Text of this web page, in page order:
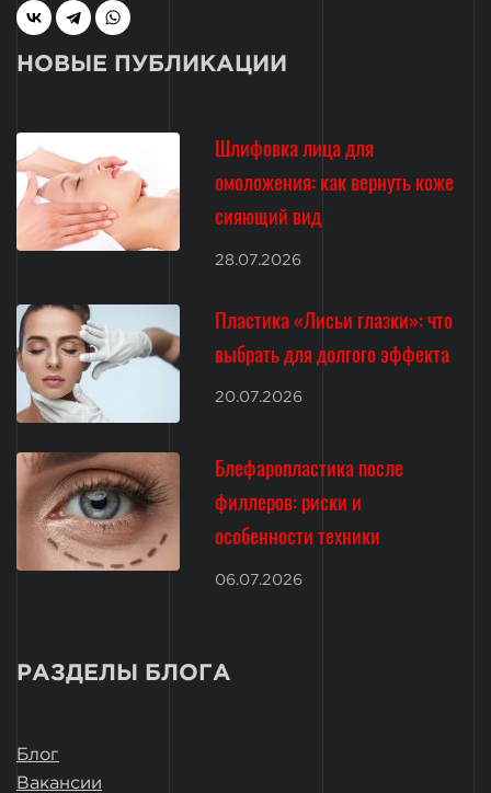
НОВЫЕ ПУБЛИКАЦИИ
Шлифовка лица для
омоложения: как вернуть коже
сияющий вид
28.07.2026
Пластика «Лисьи глазки»: что
выбрать для долгого эффекта
20.07.2026
Блефаропластика после
филлеров: риски и
особенности техники
06.07.2026
РАЗДЕЛЫ БЛОГА
Блог
Вакансии